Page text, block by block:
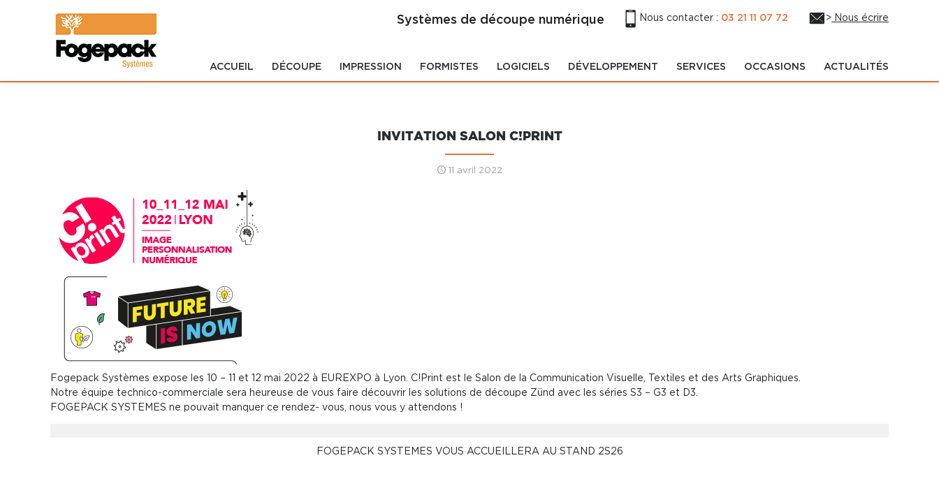
> Nous écrire
Nous contacter : 03 21 11 07 72
Systèmes de découpe numérique
ACCUEIL DÉCOUPE IMPRESSION FORMISTES LOGICIELS DÉVELOPPEMENT SERVICES OCCASIONS ACTUALITÉS
Logiciels
Développement
Occasions
Actualités
INVITATION SALON C!PRINT
11 avril 2022
Fogepack Systèmes expose les 10 – 11 et 12 mai 2022 à EUREXPO à Lyon. C!Print est le Salon de la Communication Visuelle, Textiles et des Arts Graphiques.
Notre équipe technico-commerciale sera heureuse de vous faire découvrir les solutions de découpe Zünd avec les séries S3 – G3 et D3.
FOGEPACK SYSTEMES ne pouvait manquer ce rendez- vous, nous vous y attendons !
FOGEPACK SYSTEMES VOUS ACCUEILLERA AU STAND 2S26